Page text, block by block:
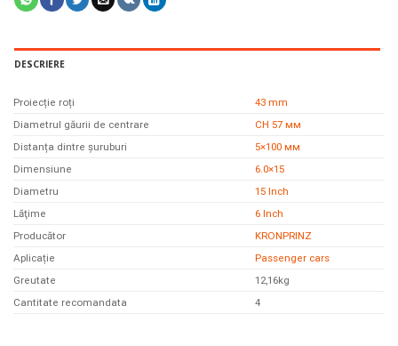
DESCRIERE
Proiecție roți
43 mm
Diametrul găurii de centrare
CH 57 мм
Distanța dintre șuruburi
5×100 мм
Dimensiune
6.0×15
Diametru
15 Inch
Lăţime
6 Inch
Producător
KRONPRINZ
Aplicație
Passenger cars
Greutate
12,16kg
Cantitate recomandata
4